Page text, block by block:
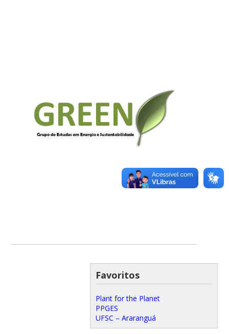
Favoritos
Plant for the Planet
PPGES
UFSC – Araranguá